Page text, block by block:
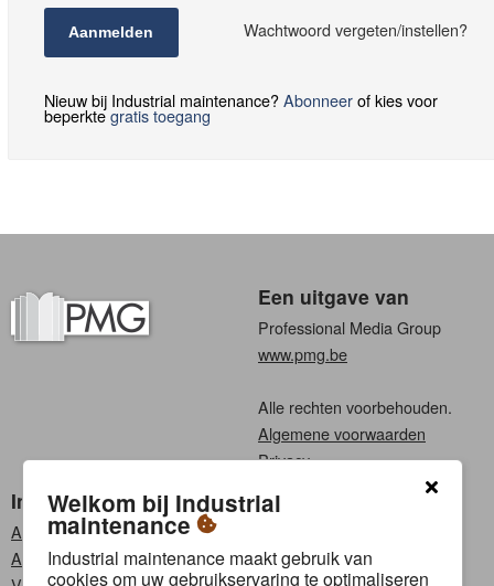
Aanmelden Wachtwoord vergeten/instellen?
Nieuw bij Industrial maintenance?Abonneerof kies voor
beperktegratis toegang
Een uitgave van
Professional Media Group
www.pmg.be
Alle rechten voorbehouden.
Algemene voorwaarden
Privacy
Industrial maintenance
Abonneren
Adverteren
Kies een taal
Frans
Welkom bij Industrial
maintenance
Industrial maintenance maakt gebruik van
cookies om uw gebruikservaring te optimaliseren